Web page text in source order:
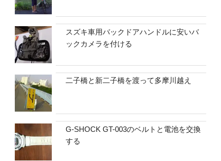
スズキ車用バックドアハンドルに安いバ
ックカメラを付ける
二子橋と新二子橋を渡って多摩川越え
G-SHOCK GT-003のベルトと電池を交換
する